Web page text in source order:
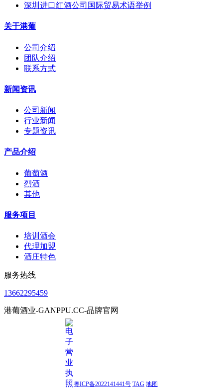
深圳进口红酒公司国际贸易术语举例
关于港葡
公司介绍
团队介绍
联系方式
新闻资讯
公司新闻
行业新闻
专题资讯
产品介绍
葡萄酒
烈酒
其他
服务项目
培训酒会
代理加盟
酒庄特色
服务热线
13662295459
港葡酒业-GANPPU.CC-品牌官网
粤ICP备2022141441号 TAG 地图